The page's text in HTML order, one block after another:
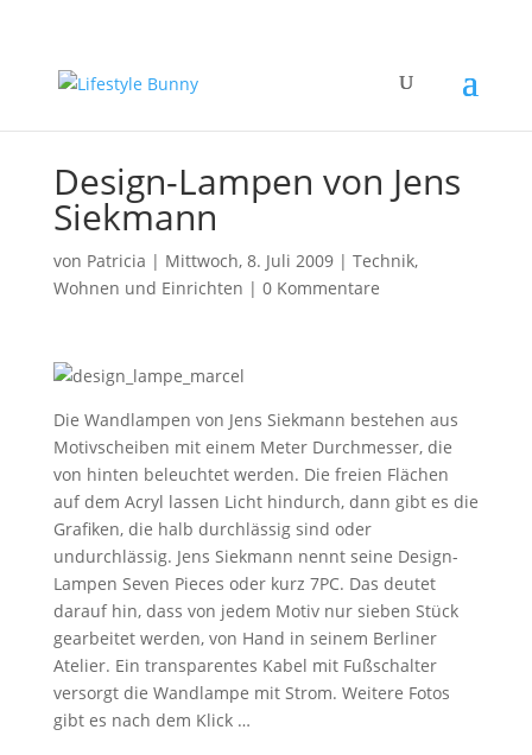
Design-Lampen von Jens
Siekmann
von Patricia | Mittwoch, 8. Juli 2009| Technik,
Wohnen und Einrichten | 0 Kommentare
Die Wandlampen von Jens Siekmann bestehen aus
Motivscheiben mit einem Meter Durchmesser, die
von hinten beleuchtet werden. Die freien Flächen
auf dem Acryl lassen Licht hindurch, dann gibt es die
Grafiken, die halb durchlässig sind oder
undurchlässig. Jens Siekmann nennt seine Design-
Lampen Seven Pieces oder kurz 7PC. Das deutet
darauf hin, dass von jedem Motiv nur sieben Stück
gearbeitet werden, von Hand in seinem Berliner
Atelier. Ein transparentes Kabel mit Fußschalter
versorgt die Wandlampe mit Strom. Weitere Fotos
gibt es nach dem Klick …